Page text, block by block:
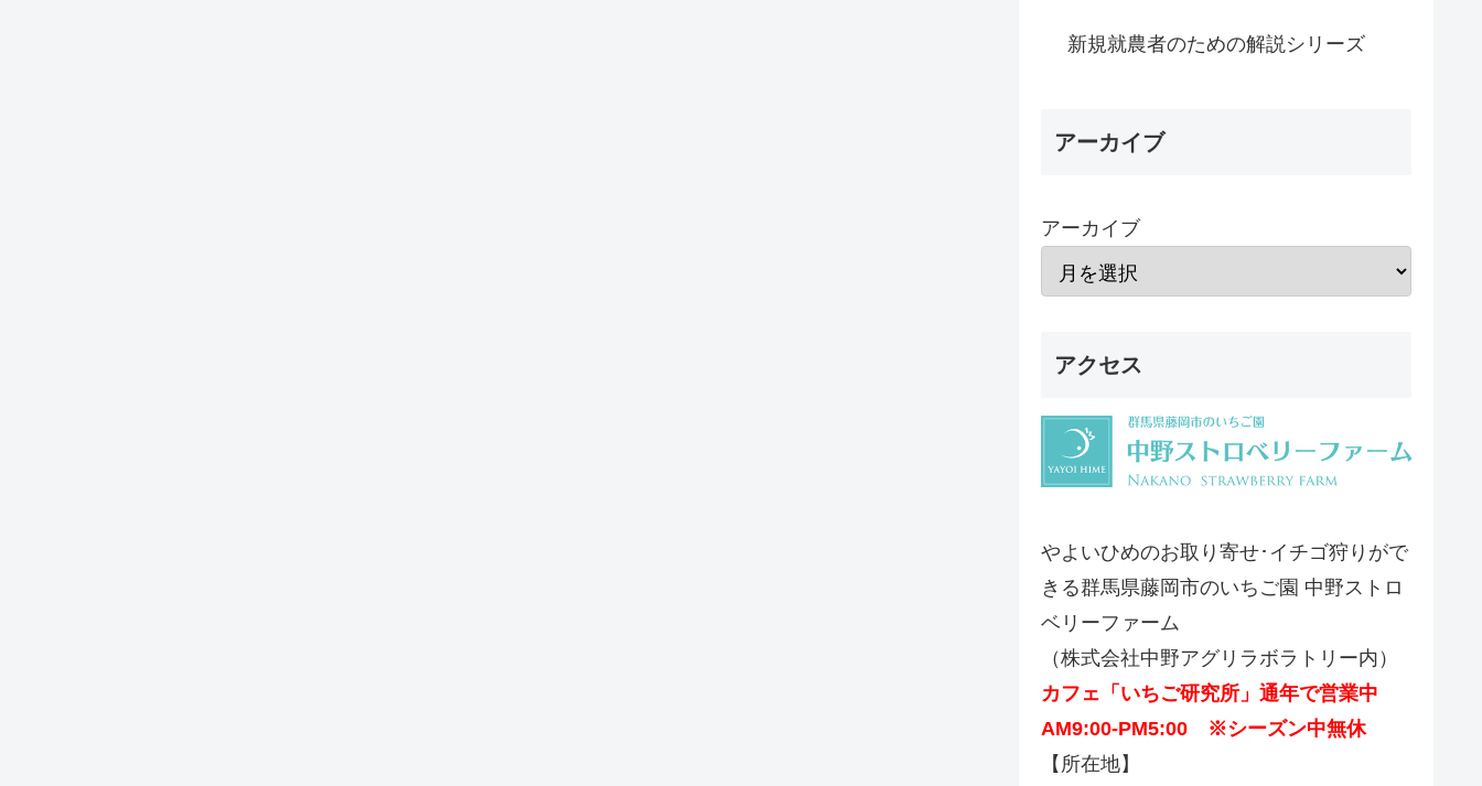
新規就農者のための解説シリーズ
アーカイブ
アーカイブ
アクセス
やよいひめのお取り寄せ･イチゴ狩りがで
きる群馬県藤岡市のいちご園 中野ストロ
ベリーファーム
（株式会社中野アグリラボラトリー内）
カフェ「いちご研究所」通年で営業中
AM9:00-PM5:00 ※シーズン中無休
【所在地】